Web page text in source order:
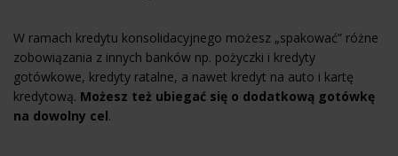
W ramach kredytu konsolidacyjnego możesz „spakować” różne
zobowiązania z innych banków np. pożyczki i kredyty
gotówkowe, kredyty ratalne, a nawet kredyt na auto i kartę
kredytową. Możesz też ubiegać się o dodatkową gotówkę
na dowolny cel.